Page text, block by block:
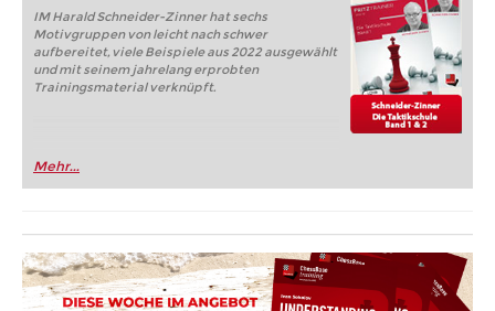
IM Harald Schneider-Zinner hat sechs
Motivgruppen von leicht nach schwer
aufbereitet, viele Beispiele aus 2022 ausgewählt
und mit seinem jahrelang erprobten
Trainingsmaterial verknüpft.
Mehr...